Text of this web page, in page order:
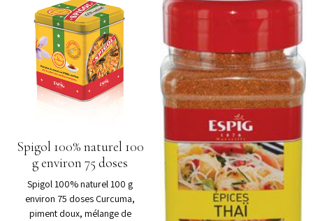
Spigol 100% naturel 100
g environ 75 doses
Spigol 100% naturel 100 g
environ 75 doses Curcuma,
piment doux, mélange de